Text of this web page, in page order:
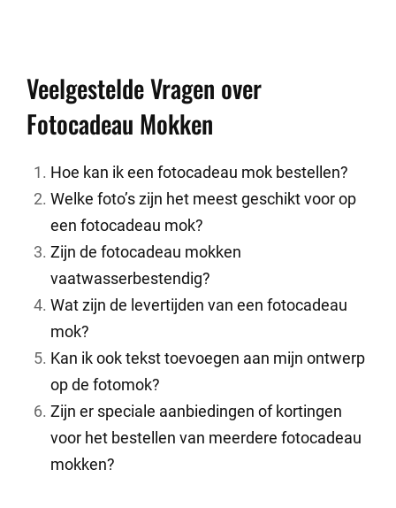
Veelgestelde Vragen over
Fotocadeau Mokken
Hoe kan ik een fotocadeau mok bestellen?
Welke foto’s zijn het meest geschikt voor op
een fotocadeau mok?
Zijn de fotocadeau mokken
vaatwasserbestendig?
Wat zijn de levertijden van een fotocadeau
mok?
Kan ik ook tekst toevoegen aan mijn ontwerp
op de fotomok?
Zijn er speciale aanbiedingen of kortingen
voor het bestellen van meerdere fotocadeau
mokken?